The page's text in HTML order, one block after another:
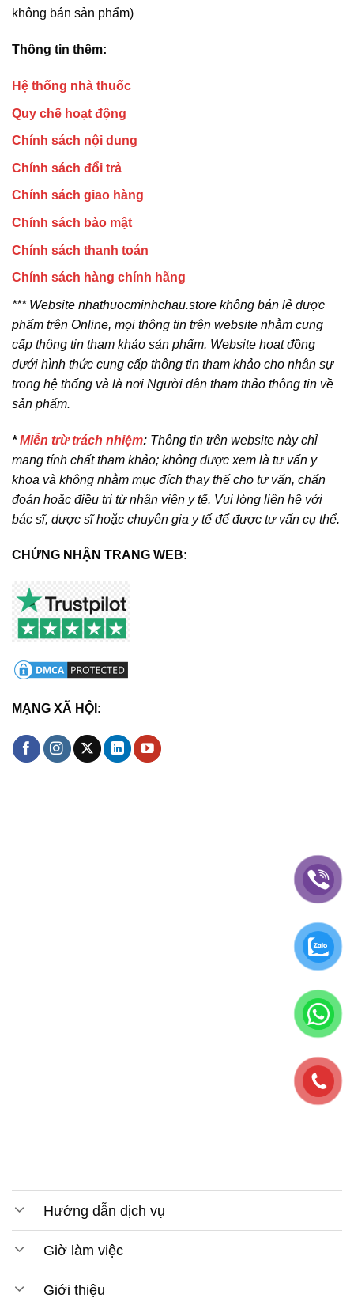
không bán sản phẩm)
Thông tin thêm:
Hệ thống nhà thuốc
Quy chế hoạt động
Chính sách nội dung
Chính sách đổi trả
Chính sách giao hàng
Chính sách bảo mật
Chính sách thanh toán
Chính sách hàng chính hãng
*** Website nhathuocminhchau.store không bán lẻ dược
phẩm trên Online, mọi thông tin trên website nhằm cung
cấp thông tin tham khảo sản phẩm. Website hoạt đồng
dưới hình thức cung cấp thông tin tham khảo cho nhân sự
trong hệ thống và là nơi Người dân tham thảo thông tin về
sản phẩm.
*Miễn trừ trách nhiệm: Thông tin trên website này chỉ
mang tính chất tham khảo; không được xem là tư vấn y
khoa và không nhằm mục đích thay thế cho tư vấn, chẩn
đoán hoặc điều trị từ nhân viên y tế. Vui lòng liên hệ với
bác sĩ, dược sĩ hoặc chuyên gia y tế để được tư vấn cụ thể.
CHỨNG NHẬN TRANG WEB:
MẠNG XÃ HỘI:
Hướng dẫn dịch vụ
Giờ làm việc
Giới thiệu